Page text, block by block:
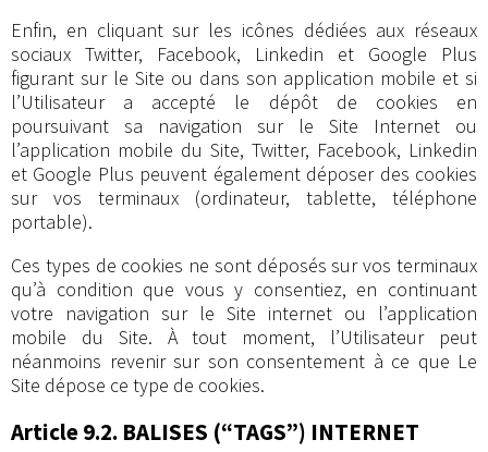
Enfin, en cliquant sur les icônes dédiées aux réseaux
sociaux Twitter, Facebook, Linkedin et Google Plus
figurant sur le Site ou dans son application mobile et si
l’Utilisateur a accepté le dépôt de cookies en
poursuivant sa navigation sur le Site Internet ou
l’application mobile du Site, Twitter, Facebook, Linkedin
et Google Plus peuvent également déposer des cookies
sur vos terminaux (ordinateur, tablette, téléphone
portable).
Ces types de cookies ne sont déposés sur vos terminaux
qu’à condition que vous y consentiez, en continuant
votre navigation sur le Site internet ou l’application
mobile du Site. À tout moment, l’Utilisateur peut
néanmoins revenir sur son consentement à ce que Le
Site dépose ce type de cookies.
Article 9.2. BALISES (“TAGS”) INTERNET